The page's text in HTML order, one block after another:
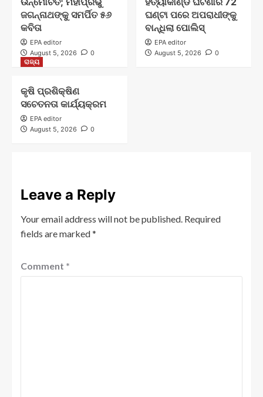
ଜଗନ୍ନାଥଙ୍କୁ ସମର୍ପିତ ୫୬
କବିତା
EPA editor
August 5, 2026
0
ଘଣ୍ଟା ପରେ ଅପରାଧୀଙ୍କୁ
ବାନ୍ଧିଲା ପୋଲିସ୍
EPA editor
August 5, 2026
0
ରାଜ୍ୟ
କୃଷି ପ୍ରଶିକ୍ଷିଣ
ସଚେତନତା କାର୍ଯ୍ୟକ୍ରମ
EPA editor
August 5, 2026
0
Leave a Reply
Your email address will not be published. Required
fields are marked*
Comment *